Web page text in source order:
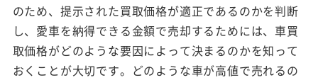
のため、提示された買取価格が適正であるのかを判断
し、愛車を納得できる金額で売却するためには、車買
取価格がどのような要因によって決まるのかを知って
おくことが大切です。どのような車が高値で売れるの